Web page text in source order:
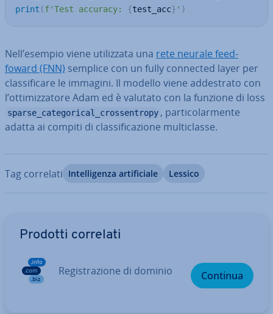
print (f'Test accuracy: {test_acc} ' )
Nell’esempio viene uti­liz­za­ta una rete neurale feed-
foward (FNN) semplice con un fully connected layer per
clas­si­fi­ca­re le immagini. Il modello viene ad­de­stra­to con
l’ot­ti­miz­za­to­re Adam ed è valutato con la funzione di loss
sparse_categorical_crossentropy , par­ti­co­lar­men­te
adatta ai compiti di clas­si­fi­ca­zio­ne mul­ti­clas­se.
Tag correlati In­tel­li­gen­za ar­ti­fi­cia­le Lessico
Prodotti correlati
Re­gi­stra­zio­ne di dominio Continua